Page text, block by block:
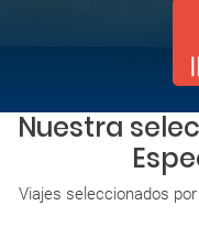
Nuestra
Viajes seleccionados